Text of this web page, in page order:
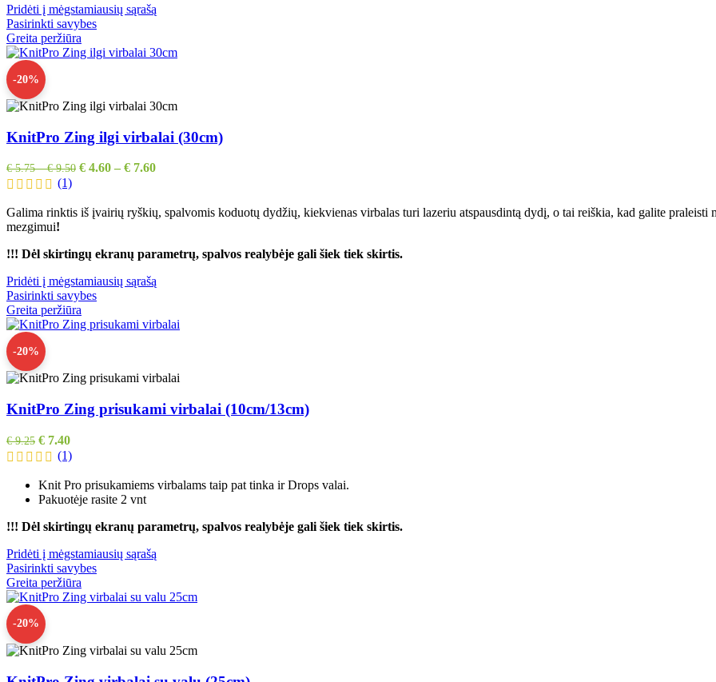
Pridėti į mėgstamiausių sąrašą
Pasirinkti savybes
Greita peržiūra
-20%
KnitPro Zing ilgi virbalai (30cm)
€5.75–€9.50 € 4.60 – € 7.60
(1)
Galima rinktis iš įvairių ryškių, spalvomis koduotų dydžių, kiekvienas virbalas turi lazeriu atspausdintą dydį, o tai reiškia, kad galite
mezgimui!
!!! Dėl skirtingų ekranų parametrų, spalvos realybėje gali šiek tiek skirtis.
Pridėti į mėgstamiausių sąrašą
Pasirinkti savybes
Greita peržiūra
-20%
KnitPro Zing prisukami virbalai (10cm/13cm)
€9.25 € 7.40
(1)
Knit Pro prisukamiems virbalams taip pat tinka ir Drops valai.
Pakuotėje rasite 2 vnt
!!! Dėl skirtingų ekranų parametrų, spalvos realybėje gali šiek tiek skirtis.
Pridėti į mėgstamiausių sąrašą
Pasirinkti savybes
Greita peržiūra
-20%